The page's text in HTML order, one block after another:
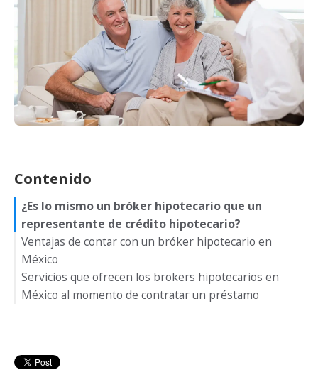
Contenido
¿Es lo mismo un bróker hipotecario que un
representante de crédito hipotecario?
Ventajas de contar con un bróker hipotecario en
México
Son expertos en asesoría
Te hacen ahorrar tiempo y dinero
Servicios que ofrecen los brokers hipotecarios en
México al momento de contratar un préstamo